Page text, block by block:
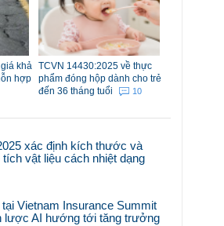
khả
hợp
TCVN 14430:2025 về thực
phẩm đóng hộp dành cho trẻ
đến 36 tháng tuổi
10
xác định kích thước và
vật liệu cách nhiệt dạng
Vietnam Insurance Summit
lược AI hướng tới tăng trưởng